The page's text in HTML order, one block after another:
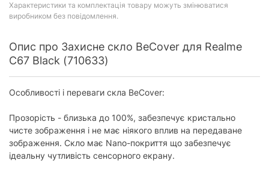
Характеристики та комплектація товару можуть змінюватися
виробником без повідомлення.
Опис про Захисне скло BeCover для Realme
C67 Black (710633)
Особливості і переваги скла BeCover:
Прозорість - близька до 100%, забезпечує кристально
чисте зображення і не має ніякого вплив на передаване
зображення. Скло має Nano-покриття що забезпечує
ідеальну чутливість сенсорного екрану.